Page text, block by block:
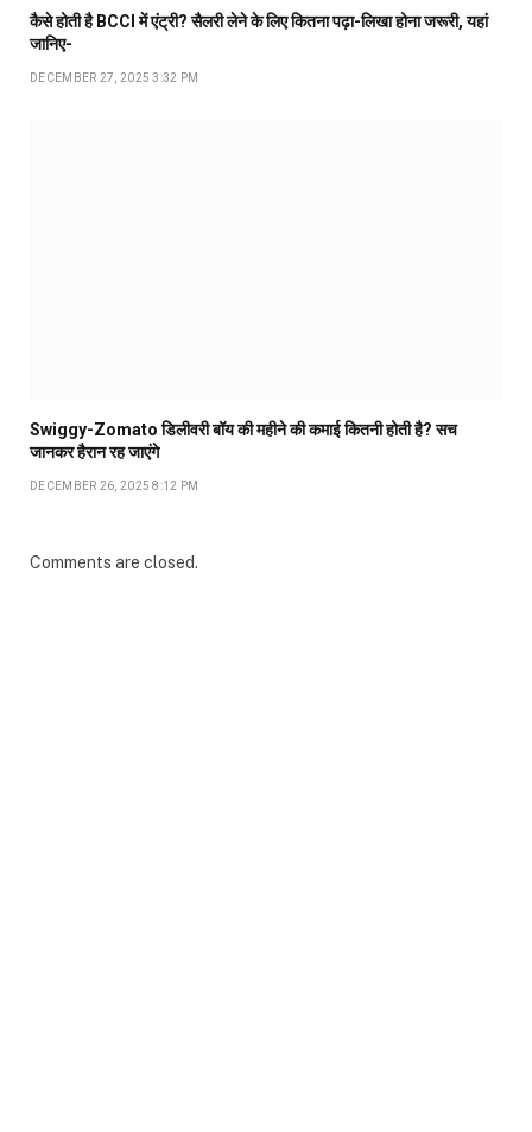
कैसे होती है BCCI में एंट्री? सैलरी लेने के लिए कितना पढ़ा-लिखा होना जरूरी, यहां
जानिए-
DECEMBER 27, 2025 3:32 PM
Swiggy-Zomato डिलीवरी बॉय की महीने की कमाई कितनी होती है? सच
जानकर हैरान रह जाएंगे
DECEMBER 26, 2025 8:12 PM
Comments are closed.